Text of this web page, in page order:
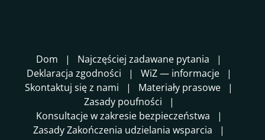
Dom
Najczęściej zadawane pytania
Deklaracja zgodności
WiZ — informacje
Skontaktuj się z nami
Materiały prasowe
Zasady poufności
Konsultacje w zakresie bezpieczeństwa
Zasady Zakończenia udzielania wsparcia